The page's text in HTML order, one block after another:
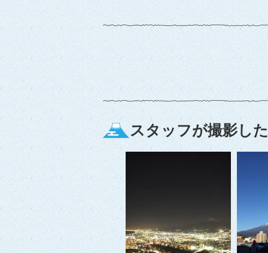
スタッフが撮影し